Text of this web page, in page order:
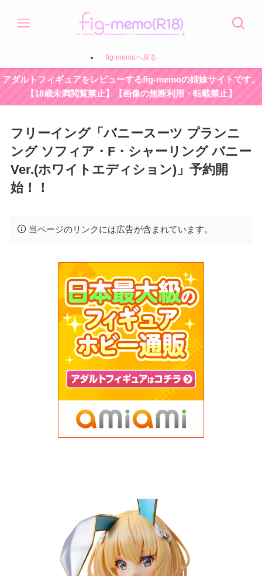
fig-memoへ戻る
アダルトフィギュアをレビューするfig-memoの姉妹サイトです。
【18歳未満閲覧禁止】【画像の無断利用・転載禁止】
フリーイング「バニースーツ プランニ
ング ソフィア・F・シャーリング バニー
Ver.(ホワイトエディション)」予約開
始！！
当ページのリンクには広告が含まれています。